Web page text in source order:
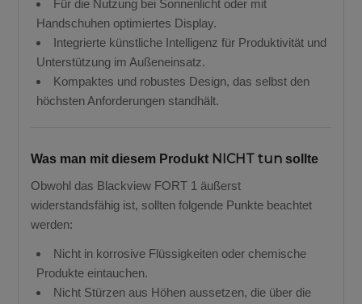
Für die Nutzung bei Sonnenlicht oder mit
Handschuhen optimiertes Display.
Integrierte künstliche Intelligenz für Produktivität und
Unterstützung im Außeneinsatz.
Kompaktes und robustes Design, das selbst den
höchsten Anforderungen standhält.
Was man mit diesem Produkt NICHT tun sollte
Obwohl das Blackview FORT 1 äußerst
widerstandsfähig ist, sollten folgende Punkte beachtet
werden:
Nicht in korrosive Flüssigkeiten oder chemische
Produkte eintauchen.
Nicht Stürzen aus Höhen aussetzen, die über die